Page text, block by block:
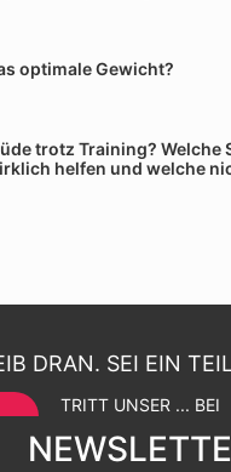
optimale Gewicht?
trotz Training? Welche
helfen und welche
DRAN. SEI EIN
TRITT UNSER ... BEI